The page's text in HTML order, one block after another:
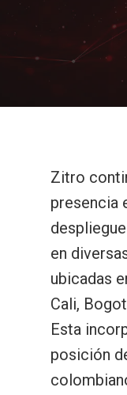
Zitro
presencia
en
ubicadas
Cali,
Esta
posición